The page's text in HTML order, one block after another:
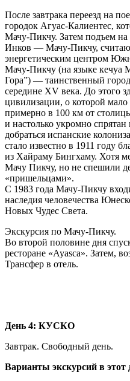
После завтрака переезд на
городок Агуас-Калиентес,
Мачу-Пикчу. Затем подъем на
Инков — Мачу-Пикчу,
энергетическим центром
Мачу-Пикчу (на языке кечуа
Гора”) — таинственный
середине XV века. До этого
цивилизации, о которой
примерно в 100 км от
и настолько укромно
добраться испанские
стало известно в 1911 году
из Хайраму Бингхаму. Хотя
Мачу Пикчу, но не спешили
«пришельцами».
С 1983 года Мачу-Пикчу
наследия человечества
Новых Чудес Света.
Экскурсия по Мачу-Пикчу.
Во второй половине дня
ресторане «Ayasca». Затем,
Трансфер в отель.
День 4: КУСКО
Завтрак. Свободный день.
Варианты экскурсий в